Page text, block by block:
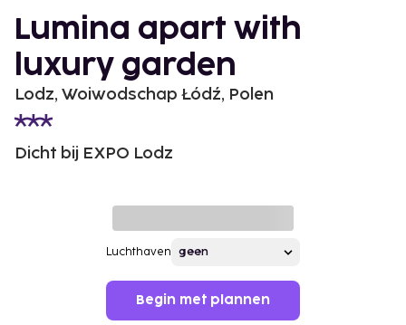
Lumina apart with
luxury garden
Lodz, Woiwodschap Łódź, Polen
Dicht bij EXPO Lodz
Luchthaven
Begin met plannen